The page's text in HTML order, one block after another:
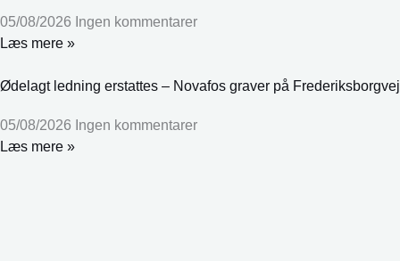
05/08/2026 Ingen kommentarer
Læs mere »
Ødelagt ledning erstattes – Novafos graver på Frederiksborgvej
05/08/2026 Ingen kommentarer
Læs mere »